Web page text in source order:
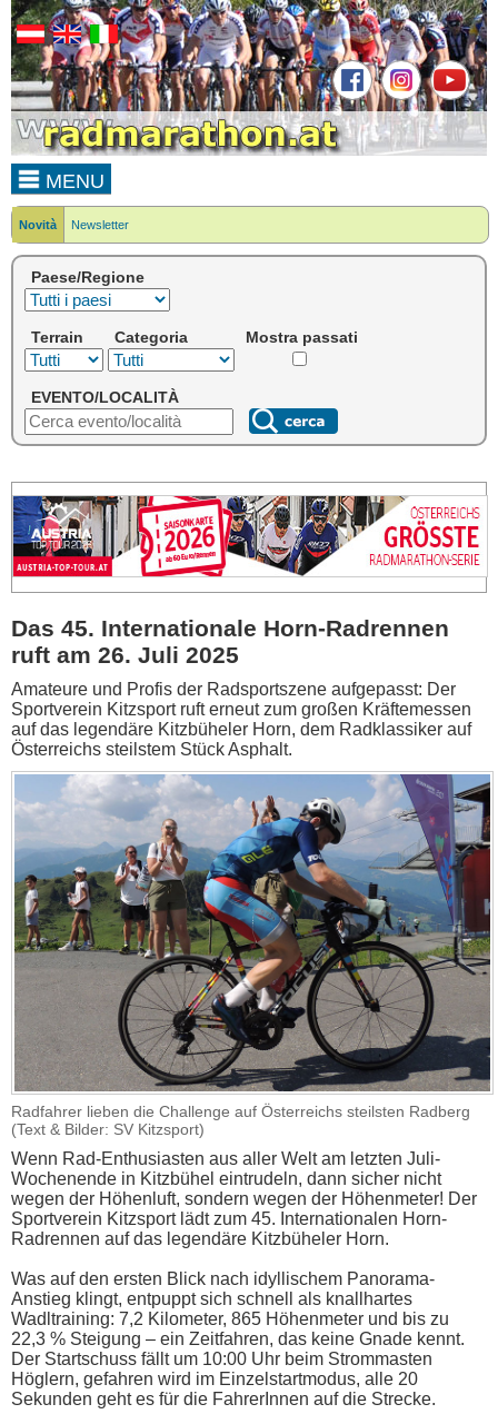
MENU
Novità Newsletter
Paese/Regione
Terrain Categoria Mostra passati
EVENTO/LOCALITÀ
Das 45. Internationale Horn-Radrennen
ruft am 26. Juli 2025
Amateure und Profis der Radsportszene aufgepasst: Der
Sportverein Kitzsport ruft erneut zum großen Kräftemessen
auf das legendäre Kitzbüheler Horn, dem Radklassiker auf
Österreichs steilstem Stück Asphalt.
Radfahrer lieben die Challenge auf Österreichs steilsten Radberg
(Text & Bilder: SV Kitzsport)
Wenn Rad-Enthusiasten aus aller Welt am letzten Juli-
Wochenende in Kitzbühel eintrudeln, dann sicher nicht
wegen der Höhenluft, sondern wegen der Höhenmeter! Der
Sportverein Kitzsport lädt zum 45. Internationalen Horn-
Radrennen auf das legendäre Kitzbüheler Horn.
Was auf den ersten Blick nach idyllischem Panorama-
Anstieg klingt, entpuppt sich schnell als knallhartes
Wadltraining: 7,2 Kilometer, 865 Höhenmeter und bis zu
22,3 % Steigung – ein Zeitfahren, das keine Gnade kennt.
Der Startschuss fällt um 10:00 Uhr beim Strommasten
Höglern, gefahren wird im Einzelstartmodus, alle 20
Sekunden geht es für die FahrerInnen auf die Strecke.